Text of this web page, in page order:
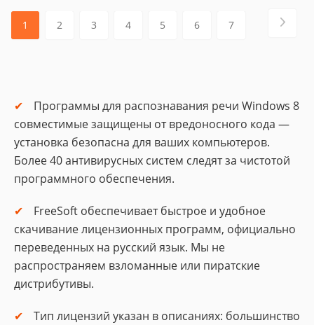
1 2 3 4 5 6 7
Программы для распознавания речи Windows 8
совместимые защищены от вредоносного кода —
установка безопасна для ваших компьютеров.
Более 40 антивирусных систем следят за чистотой
программного обеспечения.
FreeSoft обеспечивает быстрое и удобное
скачивание лицензионных программ, официально
переведенных на русский язык. Мы не
распространяем взломанные или пиратские
дистрибутивы.
Тип лицензий указан в описаниях: большинство